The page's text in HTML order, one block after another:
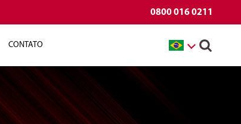
0800 016 0211
CONTATO